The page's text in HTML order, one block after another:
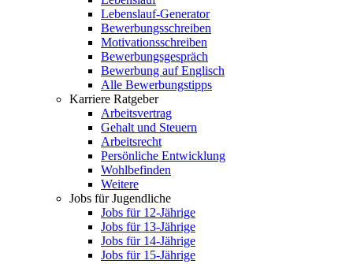
Lebenslauf-Generator
Bewerbungsschreiben
Motivationsschreiben
Bewerbungsgespräch
Bewerbung auf Englisch
Alle Bewerbungstipps
Karriere Ratgeber
Arbeitsvertrag
Gehalt und Steuern
Arbeitsrecht
Persönliche Entwicklung
Wohlbefinden
Weitere
Jobs für Jugendliche
Jobs für 12-Jährige
Jobs für 13-Jährige
Jobs für 14-Jährige
Jobs für 15-Jährige